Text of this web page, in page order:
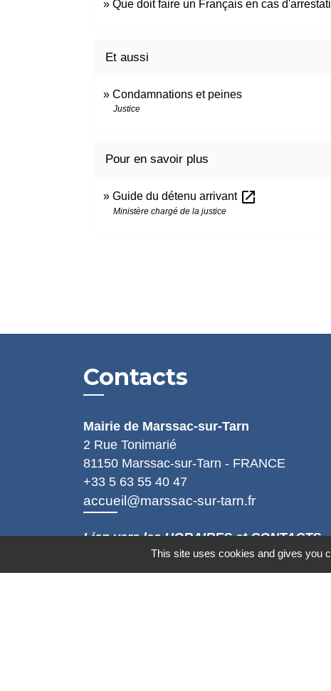
Que doit faire un Français en cas
Et aussi
Condamnations et peines
Justice
Pour en savoir plus
Guide du détenu arrivant open_in_new
Ministère chargé de la justice
Contacts
Mairie de Marssac-sur-Tarn
2 Rue Tonimarié
81150 Marssac-sur-Tarn - FRANCE
+33 5 63 55 40 47
accueil@marssac-sur-tarn.fr
Lien vers les HORAIRES et CONTACTS
de chaque serviceThis site uses cookies and gives you